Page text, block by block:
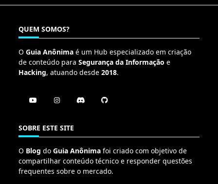
QUEM SOMOS?
O Guia Anônima é um Hub especializado em criação
de conteúdo para Segurança da Informação e
Hacking, atuando desde 2018.
SOBRE ESTE SITE
O Blog do Guia Anônima foi criado com objetivo de
compartilhar conteúdo técnico e responder questões
frequentes sobre o mercado.